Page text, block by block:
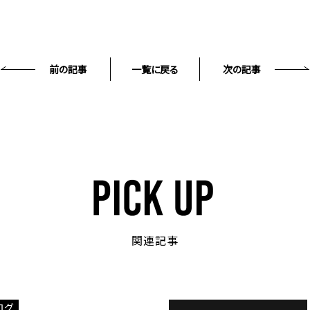
前の記事 一覧に戻る 次の記事
関連記事